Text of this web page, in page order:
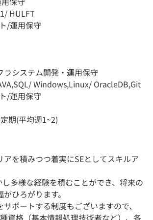
HULFT
/運用保守
システム開発・運用保守
Windows,Linux/ OracleDB,Git
/運用保守
期(平均週1~2)
アを積みつつ着実にSEとしてスキルア
し多様な経験を積むことができ、将来の
ひろがります。
ポートする制度もございますので、